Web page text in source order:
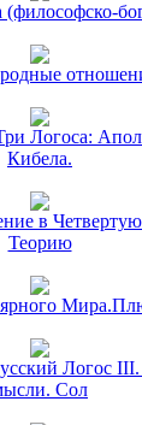
Логоса:
Кибела.
в
Теорию
Логос III.
Сол